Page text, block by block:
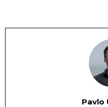
Pavlo